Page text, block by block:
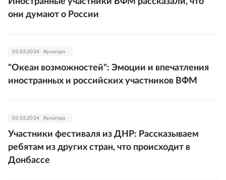
они думают о России
03.03.2024 Культура
"Океан возможностей": Эмоции и впечатления
иностранных и российских участников ВФМ
03.03.2024 Культура
Участники фестиваля из ДНР: Рассказываем
ребятам из других стран, что происходит в
Донбассе